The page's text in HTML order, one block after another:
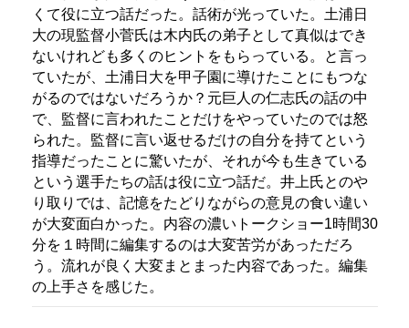
くて役に立つ話だった。話術が光っていた。土浦日
大の現監督小菅氏は木内氏の弟子として真似はでき
ないけれども多くのヒントをもらっている。と言っ
ていたが、土浦日大を甲子園に導けたことにもつな
がるのではないだろうか？元巨人の仁志氏の話の中
で、監督に言われたことだけをやっていたのでは怒
られた。監督に言い返せるだけの自分を持てという
指導だったことに驚いたが、それが今も生きている
という選手たちの話は役に立つ話だ。井上氏とのや
り取りでは、記憶をたどりながらの意見の食い違い
が大変面白かった。内容の濃いトークショー1時間30
分を１時間に編集するのは大変苦労があっただろ
う。流れが良く大変まとまった内容であった。編集
の上手さを感じた。